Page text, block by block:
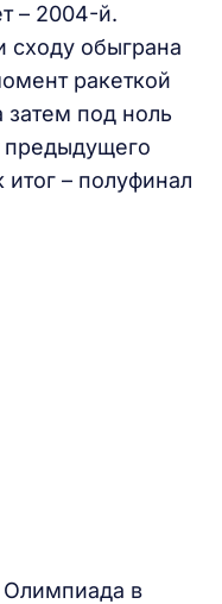
– 2004-й.
сходу обыграна
ракеткой
под ноль
предыдущего
– полуфинал
в